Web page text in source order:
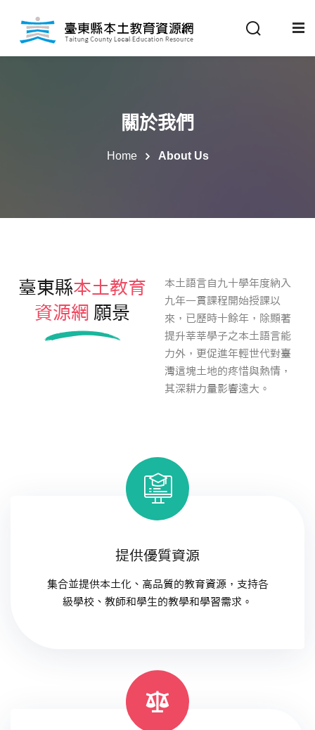
開課情形
關於我們
Home About Us
臺東縣本土教育
資源網 願景
本土語言自九十學年度納入
九年一貫課程開始授課以
來，已歷時十餘年，除顯著
提升莘莘學子之本土語言能
力外，更促進年輕世代對臺
灣這塊土地的疼惜與熱情，
其深耕力量影響遠大。
提供優質資源
集合並提供本土化、高品質的教育資源，支持各
級學校、教師和學生的教學和學習需求。
Sign in Sign up